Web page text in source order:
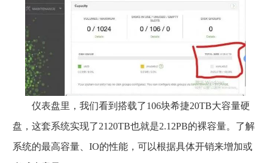
仪表盘里，我们看到搭载了106块希捷20TB大容量硬
盘，这套系统实现了2120TB也就是2.12PB的裸容量。了解
系统的最高容量、IO的性能，可以根据具体开销来增加或